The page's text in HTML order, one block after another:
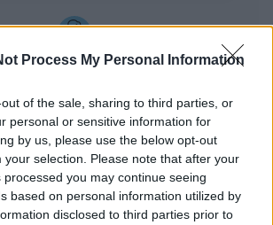
Process My Personal Information
of the sale, sharing to third parties, or
personal or sensitive information for
by us, please use the below opt-out
your selection. Please note that after your
you may continue seeing
based on personal information utilized by
disclosed to third parties prior to
gość
język
się coś takiego dzisiaj na języku boli
przełykam lub jem co to jest? jak
leczyć?
Forum:Choroby gardła